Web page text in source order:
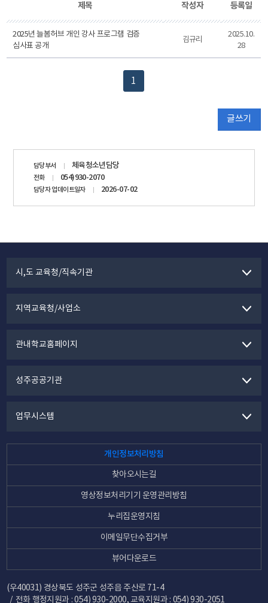
제목 작성자 등록일
2025년 늘봄허브 개인 강사 프로그램 검증
심사표 공개
김규리
2025.10.
28
1
글쓰기
담당부서 체육청소년담당
전화 054)930-2070
담당자 업데이트일자 2026-07-02
시,도 교육청/직속기관
지역교육청/사업소
관내학교홈페이지
성주공공기관
업무시스템
개인정보처리방침
찾아오시는길
영상정보처리기기 운영관리방침
누리집운영지침
이메일무단수집거부
뷰어다운로드
(우40031) 경상북도 성주군 성주읍 주산로 71-4
전화행정지원과 : 054) 930-2000, 교육지원과 : 054) 930-2051